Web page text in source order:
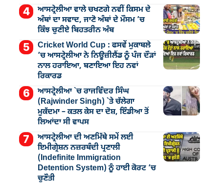
ਆਸਟ੍ਰੇਲੀਆ ਵਾਲੇ ਚਖਣਗੇ ਨਵੀਂ ਕਿਸਮ ਦੇ
ਅੰਬਾਂ ਦਾ ਸਵਾਦ, ਜਾਣੋ ਅੰਬਾਂ ਦੇ ਮੌਸਮ ’ਚ
ਕਿੰਝ ਚੁਣੀਏ ਬਿਹਤਰੀਨ ਅੰਬ
Cricket World Cup : ਫਸਵੇਂ ਮੁਕਾਬਲੇ
’ਚ ਆਸਟ੍ਰੇਲੀਆ ਨੇ ਨਿਊਜ਼ੀਲੈਂਡ ਨੂੰ ਪੰਜ ਦੌੜਾਂ
ਨਾਲ ਹਰਾਇਆ, ਬਣਾਇਆ ਇਹ ਨਵਾਂ
ਰਿਕਾਰਡ
ਆਸਟ੍ਰੇਲੀਆ `ਚ ਰਾਜਵਿੰਦਰ ਸਿੰਘ
(Rajwinder Singh) `ਤੇ ਚੱਲੇਗਾ
ਮੁੁਕੱਦਮਾ – ਕਤਲ ਕੇਸ ਦਾ ਦੋਸ਼, ਇੰਡੀਆ ਤੋਂ
ਲਿਆਂਦਾ ਸੀ ਵਾਪਸ
ਆਸਟ੍ਰੇਲੀਆ ਦੀ ਅਣਮਿੱਥੇ ਸਮੇਂ ਲਈ
ਇਮੀਗ੍ਰੇਸ਼ਨ ਨਜ਼ਰਬੰਦੀ ਪ੍ਰਣਾਲੀ
(Indefinite Immigration
Detention System) ਨੂੰ ਹਾਈ ਕੋਰਟ ’ਚ
ਚੁਣੌਤੀ